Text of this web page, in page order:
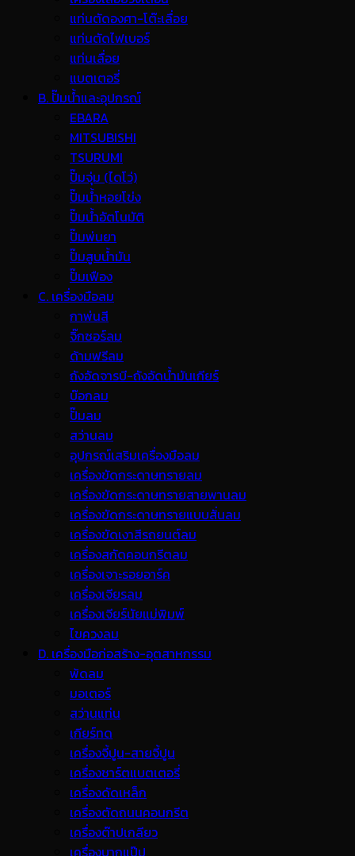
แท่นตัดองศา-โต๊ะเลื่อย
แท่นตัดไฟเบอร์
แท่นเลื่อย
แบตเตอรี่
B. ปั๊มน้ำและอุปกรณ์
EBARA
MITSUBISHI
TSURUMI
ปั๊มจุ่ม (ไดโว่)
ปั๊มน้ำหอยโข่ง
ปั๊มน้ำอัตโนมัติ
ปั๊มพ่นยา
ปั๊มสูบน้ำมัน
ปั๊มเฟือง
C. เครื่องมือลม
กาพ่นสี
จิ๊กซอร์ลม
ด้ามฟรีลม
ถังอัดจารบี-ถังอัดน้ำมันเกียร์
บ๊อกลม
ปั๊มลม
สว่านลม
อุปกรณ์เสริมเครื่องมือลม
เครื่องขัดกระดาษทรายลม
เครื่องขัดกระดาษทรายสายพานลม
เครื่องขัดกระดาษทรายแบบสั่นลม
เครื่องขัดเงาสีรถยนต์ลม
เครื่องสกัดคอนกรีตลม
เครื่องเจาะรอยอาร์ค
เครื่องเจียรลม
เครื่องเจียร์นัยแม่พิมพ์
ไขควงลม
D. เครื่องมือก่อสร้าง-อุตสาหกรรม
พ้ดลม
มอเตอร์
สว่านแท่น
เกียร์ทด
เครื่องจี้ปูน-สายจี้ปูน
เครื่องชาร์ตแบตเตอรี่
เครื่องดัดเหล็ก
เครื่องตัดถนนคอนกรีต
เครื่องต๊าปเกลียว
เครื่องบากแป๊ป